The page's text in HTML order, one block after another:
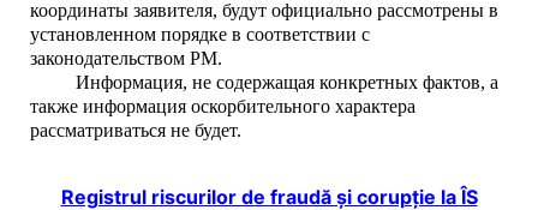
координаты заявителя, будут официально рассмотрены в
установленном порядке в соответствии с
законодательством РМ.
Информация, не содержащая конкретных фактов, а
также информация оскорбительного характера
рассматриваться не будет.
Registrul riscurilor de fraudă și corupție la ÎS